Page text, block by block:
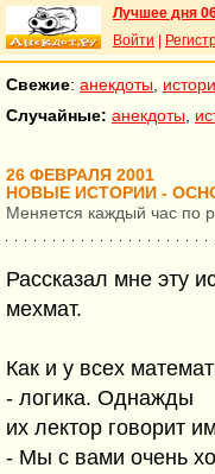
Лучшее дня
Войти
Свежие: анекдоты
Случайные: анекдоты
26 ФЕВРАЛЯ 2001
НОВЫЕ ИСТОРИИ -
Меняется каждый час по
Рассказал мне эту
мехмат.
Как и у всех
- логика. Однажды
их лектор говорит
- Мы с вами очень